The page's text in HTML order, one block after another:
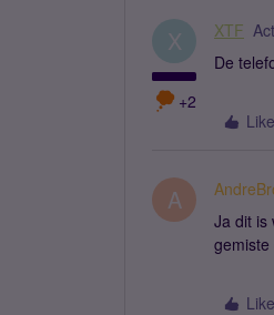
X
+2
XTF
De
Like
A
Ja dit is
Like